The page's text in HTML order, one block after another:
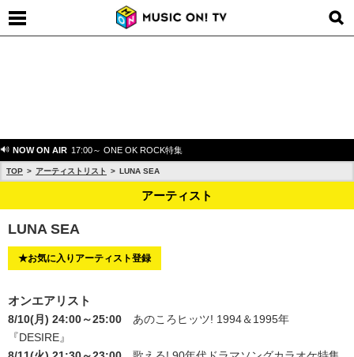
NOW ON AIR 17:00～ ONE OK ROCK特集
TOP アーティストリスト LUNA SEA
アーティスト
LUNA SEA
★お気に入りアーティスト登録
オンエアリスト
8/10(月) 24:00～25:00
あのころヒッツ! 1994＆1995年
『DESIRE』